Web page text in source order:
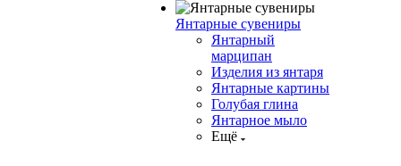
Янтарные сувениры
Янтарный
марципан
Изделия из янтаря
Янтарные картины
Голубая глина
Янтарное мыло
Ещё